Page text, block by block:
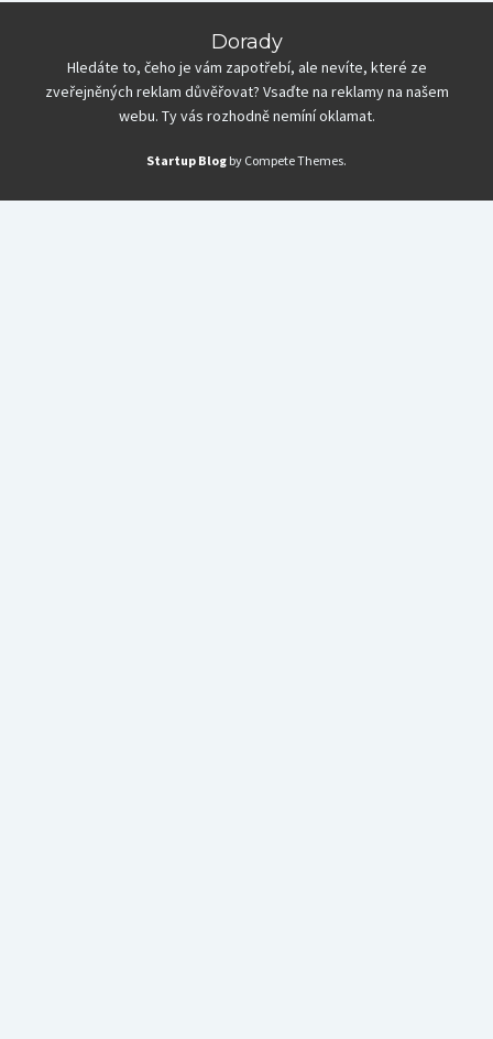
Dorady
Hledáte to, čeho je vám zapotřebí, ale nevíte, které ze
zveřejněných reklam důvěřovat? Vsaďte na reklamy na našem
webu. Ty vás rozhodně nemíní oklamat.
Startup Blog by Compete Themes.